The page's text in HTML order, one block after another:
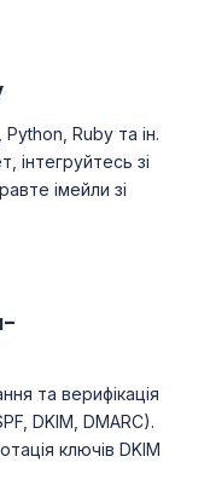
Python, Ruby та ін.
інтегруйтесь зі
імейли зі
та верифікація
DKIM, DMARC).
ключів DKIM